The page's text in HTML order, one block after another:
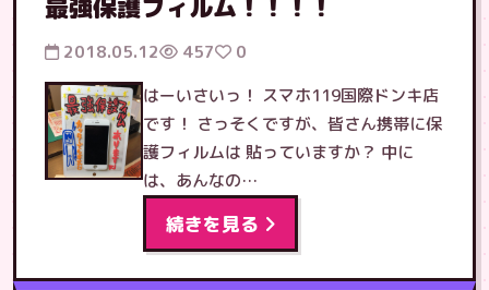
最強保護フィルム！！！！
2018.05.12 457
0
はーいさいっ！ スマホ119国際ドンキ店
です！ さっそくですが、皆さん携帯に保
護フィルムは 貼っていますか？ 中に
は、あんなの…
続きを見る